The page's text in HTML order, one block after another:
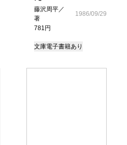
藤沢周平／
著
781円
1986/09/29
文庫電子書籍あり